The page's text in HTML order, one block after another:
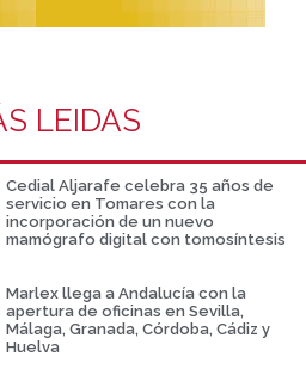
LEIDAS
Cedial Aljarafe celebra 35 años de
servicio en Tomares con la
incorporación de un nuevo
mamógrafo digital con tomosíntesis
Marlex llega a Andalucía con la
apertura de oficinas en Sevilla,
Málaga, Granada, Córdoba, Cádiz y
Huelva